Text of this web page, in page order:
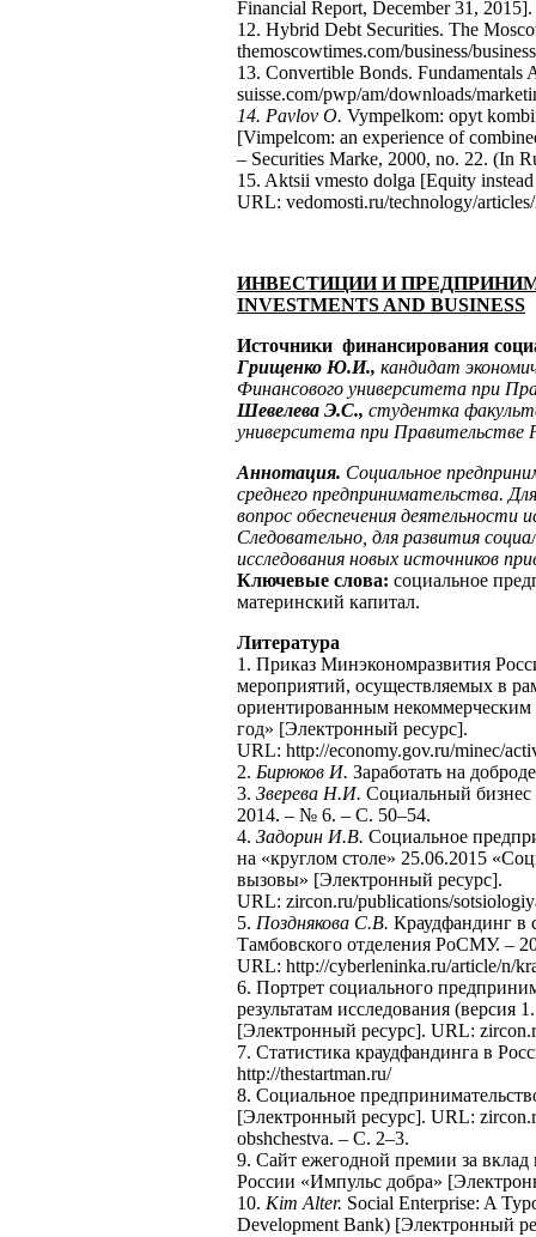
Financial Report, December 31,
12. Hybrid Debt Securities. The
themoscowtimes.com/business/
13. Convertible Bonds.
suisse.com/pwp/am/downloads/
14. Pavlov О. Vympelkom: opyt
[Vimpelcom: an experience of
– Seсurities Marke, 2000, no. 22. (In
15. Aktsii vmesto dolga [Equity
URL: vedomosti.ru/technology/
ИНВЕСТИЦИИ И
INVESTMENTS AND BUSINESS
Источники финансирования
Грищенко Ю.И., кандидат
Финансового университета при
Шевелева Э.С., студентка
университета при
Аннотация. Социальное
среднего предпринимательства.
вопрос обеспечения деятельности
Следовательно, для развития
исследования новых источников
Ключевые слова: социальное
материнский капитал.
Литература
1. Приказ Минэкономразвития
мероприятий, осуществляемых в
ориентированным некоммерческим
год» [Электронный ресурс].
URL: http://economy.gov.ru/minec/
2. Бирюков И. Заработать на
3. Зверева Н.И. Социальный бизнес
2014. – № 6. – С. 50–54.
4. Задорин И.В. Социальное
на «круглом столе» 25.06.2015
вызовы» [Электронный ресурс].
URL: zircon.ru/publications/
5. Позднякова С.В. Краудфандинг в
Тамбовского отделения РоСМУ. –
URL: http://cyberleninka.ru/article/n/
6. Портрет социального
результатам исследования
[Электронный ресурс]. URL:
7. Статистика краудфандинга в
http://thestartman.ru/
8. Социальное
[Электронный ресурс]. URL:
obshchestva. – С. 2–3.
9. Сайт ежегодной премии за
России «Импульс добра»
10. Kim Alter. Social Enterprise: A
Development Bank) [Электронный